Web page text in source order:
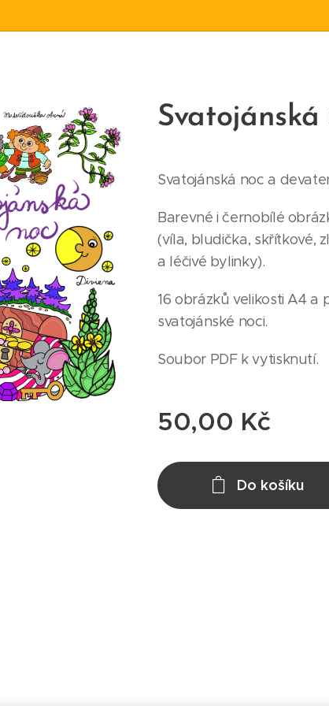
Svatojánská
Svatojánská noc a
Barevné i černobílé
(víla, bludička, skřítkové,
a léčivé bylinky).
16 obrázků velikosti A4 a
svatojánské noci.
Soubor PDF k vytisknutí.
50,00 Kč
Do košíku